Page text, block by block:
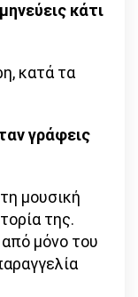
κάτι
κατά τα
γράφεις
μουσική
της.
μόνο του